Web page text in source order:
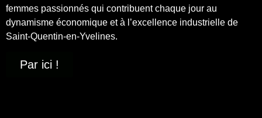
femmes passionnés qui contribuent chaque jour au
dynamisme économique et à l’excellence industrielle de
Saint-Quentin-en-Yvelines.
Par ici !